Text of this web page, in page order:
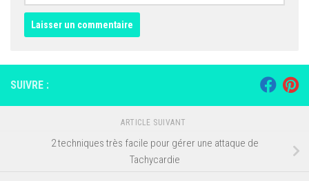
SUIVRE :
ARTICLE SUIVANT
2 techniques très facile pour gérer une attaque de
Tachycardie